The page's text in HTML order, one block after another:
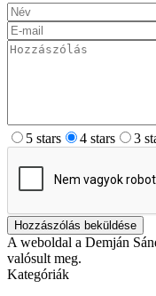
5 stars 4 stars 3
Hozzászólás beküldése
A weboldal a Demján
valósult meg.
Kategóriák